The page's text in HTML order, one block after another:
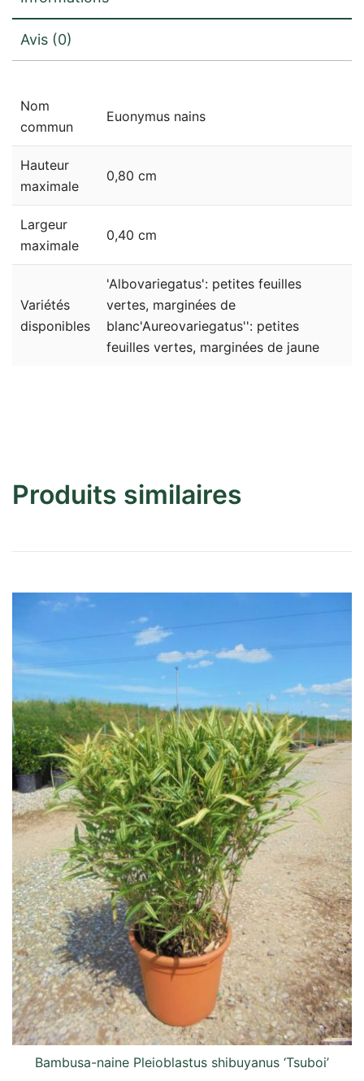
Avis (0)
Nom
commun
Euonymus nains
Hauteur
maximale
0,80 cm
Largeur
maximale
0,40 cm
Variétés
disponibles
'Albovariegatus': petites feuilles
vertes, marginées de
blanc'Aureovariegatus'': petites
feuilles vertes, marginées de jaune
Produits similaires
Bambusa-naine Pleioblastus shibuyanus ‘Tsuboi’